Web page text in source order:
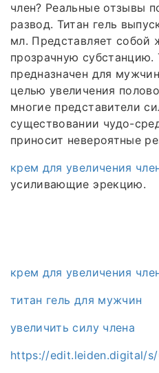
член? Реальные отзывы
развод. Титан гель
мл. Представляет собой
прозрачную субстанцию.
предназначен для
целью увеличения
многие представители
существовании чудо-
приносит невероятные
крем для увеличения
усиливающие эрекцию.
крем для увеличения
титан гель для мужчин
увеличить силу члена
https://edit.leiden.digital/s/